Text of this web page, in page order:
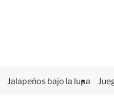
Jalapeños bajo la lupa